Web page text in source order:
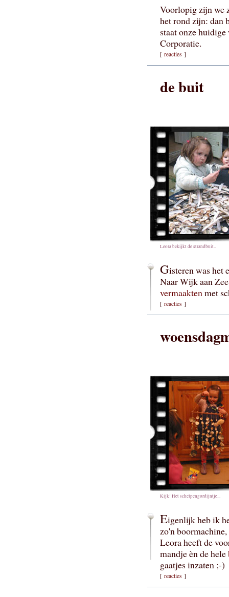
Voorlopig zijn we
het rond zijn: dan
staat onze
Corporatie.
[ reacties ]
de buit
Leora bekijkt de strandbuit..
Gisteren was het
Naar Wijk aan
vermaaktenmet
[ reacties ]
Kijk! Het schelpengordijntje...
Eigenlijk heb ik
zo'n
Leora heeft de
mandje èn de hele
gaatjes inzaten ;-)
[ reacties ]